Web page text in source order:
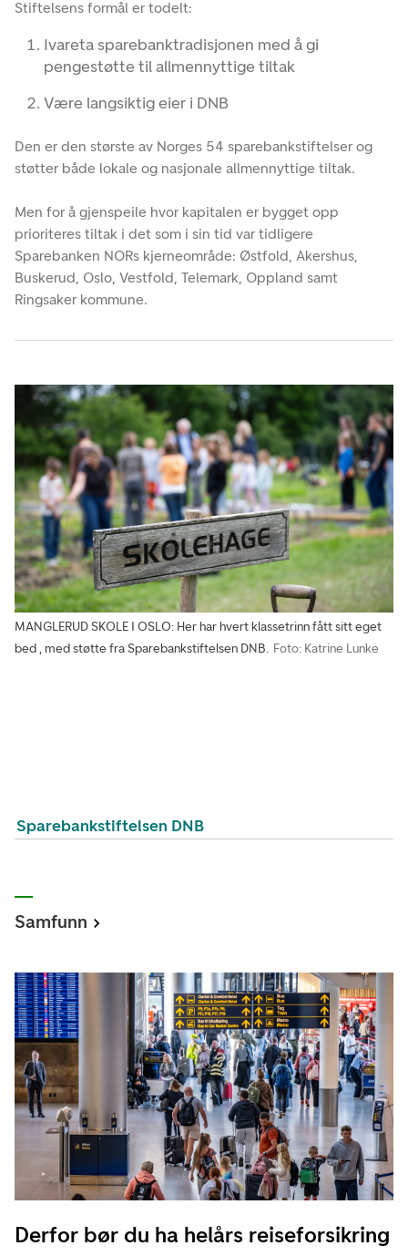
Stiftelsens formål er todelt:
Ivareta sparebanktradisjonen med å gi
pengestøtte til allmennyttige tiltak
Være langsiktig eier i DNB
Den er den største av Norges 54 sparebankstiftelser og
støtter både lokale og nasjonale allmennyttige tiltak.
Men for å gjenspeile hvor kapitalen er bygget opp
prioriteres tiltak i det som i sin tid var tidligere
Sparebanken NORs kjerneområde: Østfold, Akershus,
Buskerud, Oslo, Vestfold, Telemark, Oppland samt
Ringsaker kommune.
MANGLERUD SKOLE I OSLO: Her har hvert klassetrinn fått sitt eget
bed , med støtte fra Sparebankstiftelsen DNB. Foto: Katrine Lunke
Sparebankstiftelsen DNB
Samfunn
Derfor bør du ha helårs reiseforsikring